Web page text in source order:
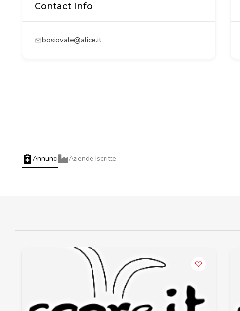
Contact Info
bosiovale@alice.it
Annunci Aziende Iscritte